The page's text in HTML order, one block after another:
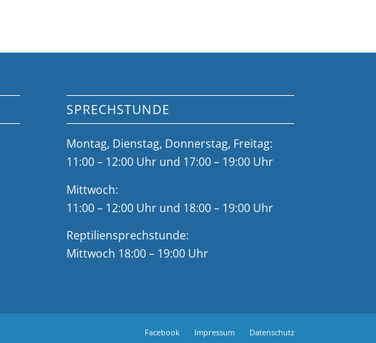
SPRECHSTUNDE
Montag, Dienstag, Donnerstag, Freitag:
11:00 – 12:00 Uhr und 17:00 – 19:00 Uhr
Mittwoch:
11:00 – 12:00 Uhr und 18:00 – 19:00 Uhr
Reptiliensprechstunde:
Mittwoch 18:00 – 19:00 Uhr
Facebook Impressum Datenschutz